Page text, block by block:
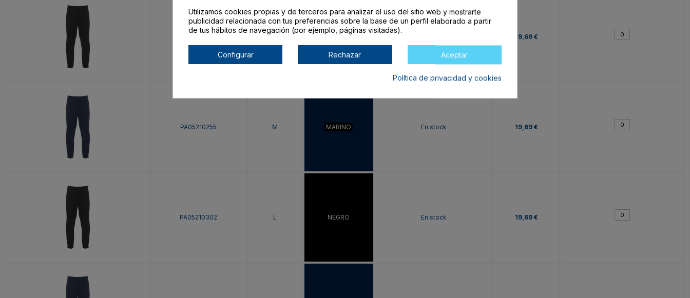
NEGRO 19,69 €
PA05210255 M MARINO En stock 19,69 €
PA05210302 L NEGRO En stock 19,69 €
Utilizamos cookies propias y de terceros para analizar el uso del sitio web y mostrarte
publicidad relacionada con tus preferencias sobre la base de un perfil elaborado a partir
de tus hábitos de navegación (por ejemplo, páginas visitadas).
Configurar Rechazar Aceptar
Política de privacidad y cookies